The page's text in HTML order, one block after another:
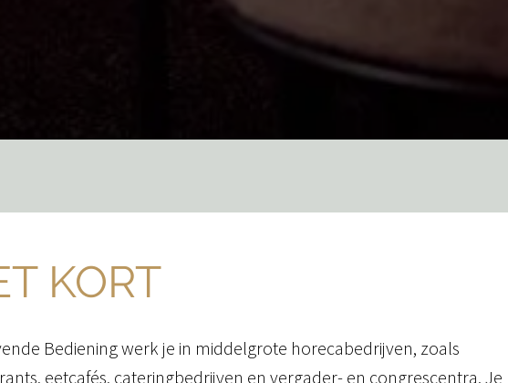
KORT
Bediening werk je in middelgrote horecabedrijven, zoals
eetcafés, cateringbedrijven en vergader- en congrescentra. Je